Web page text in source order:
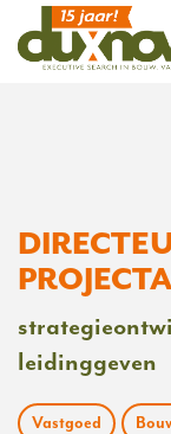
leidinggeven
Vastgoed